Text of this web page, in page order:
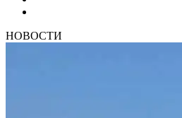
НОВОСТИ